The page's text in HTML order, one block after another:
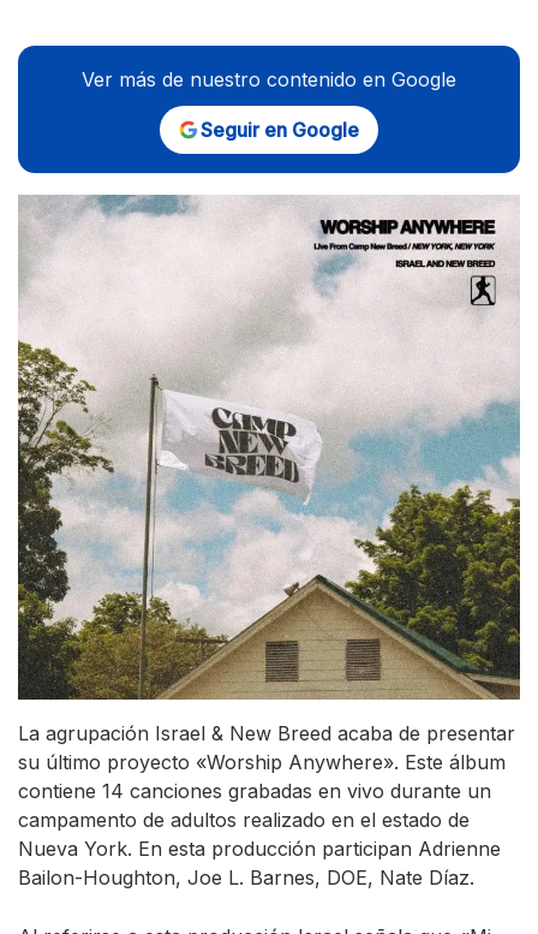
Ver más de nuestro contenido en Google
Seguir en Google
La agrupación Israel & New Breed acaba de presentar
su último proyecto «Worship Anywhere». Este álbum
contiene 14 canciones grabadas en vivo durante un
campamento de adultos realizado en el estado de
Nueva York. En esta producción participan Adrienne
Bailon-Houghton, Joe L. Barnes, DOE, Nate Díaz.